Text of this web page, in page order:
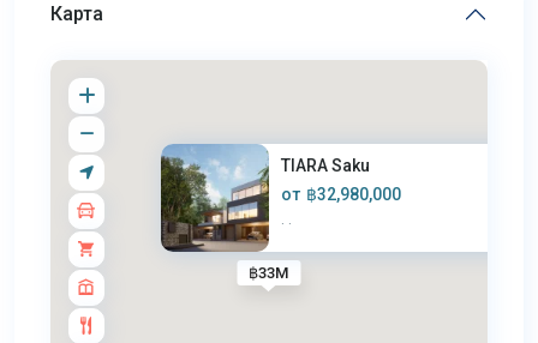
Карта
฿33M
TIARA Saku
от ฿32,980,000
· ·